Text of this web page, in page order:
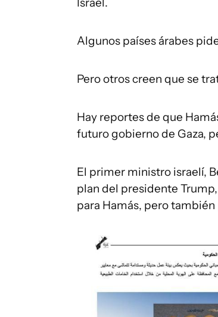
Algunos países árabes
Pero otros creen que se
Hay reportes de que
futuro gobierno de Gaza,
El primer ministro israelí,
plan del presidente
para Hamás, pero